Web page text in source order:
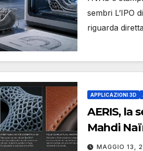
sembri L’IPO
riguarda
APPLICAZIONI 3D
AERIS, la
Mahdi
stampa
MAGGIO 13,